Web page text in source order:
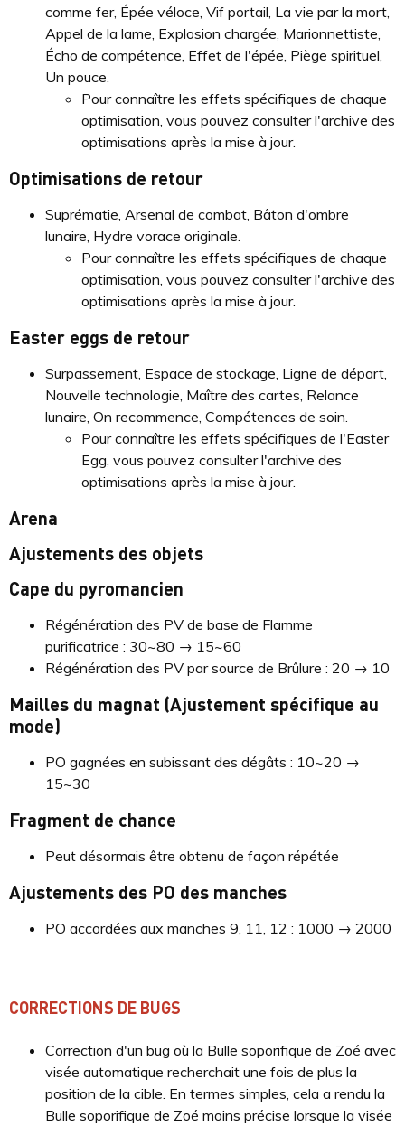
comme fer, Épée véloce, Vif portail, La vie par la mort,
Appel de la lame, Explosion chargée, Marionnettiste,
Écho de compétence, Effet de l'épée, Piège spirituel,
Un pouce.
Pour connaître les effets spécifiques de chaque
optimisation, vous pouvez consulter l'archive des
optimisations après la mise à jour.
Optimisations de retour
Suprématie, Arsenal de combat, Bâton d'ombre
lunaire, Hydre vorace originale.
Pour connaître les effets spécifiques de chaque
optimisation, vous pouvez consulter l'archive des
optimisations après la mise à jour.
Easter eggs de retour
Surpassement, Espace de stockage, Ligne de départ,
Nouvelle technologie, Maître des cartes, Relance
lunaire, On recommence, Compétences de soin.
Pour connaître les effets spécifiques de l'Easter
Egg, vous pouvez consulter l'archive des
optimisations après la mise à jour.
Arena
Ajustements des objets
Cape du pyromancien
Régénération des PV de base de Flamme
purificatrice : 30~80 → 15~60
Régénération des PV par source de Brûlure : 20 → 10
Mailles du magnat (Ajustement spécifique au
mode)
PO gagnées en subissant des dégâts : 10~20 →
15~30
Fragment de chance
Peut désormais être obtenu de façon répétée
Ajustements des PO des manches
PO accordées aux manches 9, 11, 12 : 1000 → 2000
CORRECTIONS DE BUGS
Correction d'un bug où la Bulle soporifique de Zoé avec
visée automatique recherchait une fois de plus la
position de la cible. En termes simples, cela a rendu la
Bulle soporifique de Zoé moins précise lorsque la visée